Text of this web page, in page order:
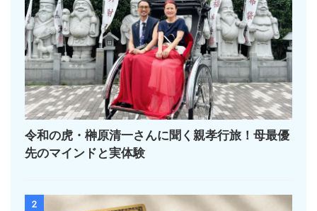
令和の虎・榊󠄀原清一さんに聞く親孝行旅！母最優
先のマインドと実体験
2